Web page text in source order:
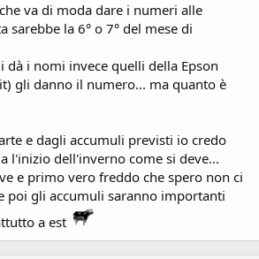
va di moda dare i numeri alle
sarebbe la 6° o 7° del mese di
dà i nomi invece quelli della Epson
gli danno il numero... ma quanto è
e dagli accumuli previsti io credo
l'inizio dell'inverno come si deve...
e primo vero freddo che spero non ci
poi gli accumuli saranno importanti
a est